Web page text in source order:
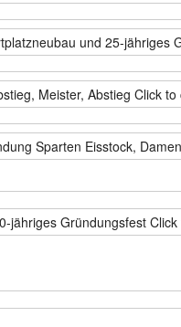
und 25-jähriges
Meister, Abstieg Click to
Sparten Eisstock,
jähriges Gründungsfest